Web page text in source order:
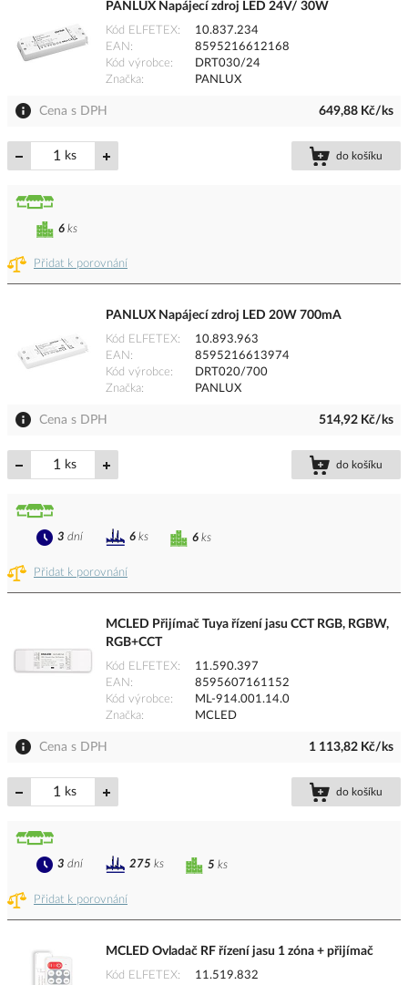
PANLUX Napájecí zdroj LED 24V/ 30W
Kód ELFETEX
10.837.234
EAN
8595216612168
Kód výrobce
DRT030/24
Značka
PANLUX
Cena s DPH 649,88 Kč/ks
ks do košíku
Přidat k porovnání
6 ks
PANLUX Napájecí zdroj LED 20W 700mA
Kód ELFETEX
10.893.963
EAN
8595216613974
Kód výrobce
DRT020/700
Značka
PANLUX
Cena s DPH 514,92 Kč/ks
ks do košíku
Přidat k porovnání
6 ks
3 dní 6 ks
MCLED Přijímač Tuya řízení jasu CCT RGB, RGBW,
RGB+CCT
Kód ELFETEX
11.590.397
EAN
8595607161152
Kód výrobce
ML-914.001.14.0
Značka
MCLED
Cena s DPH 1 113,82 Kč/ks
ks do košíku
Přidat k porovnání
5 ks
3 dní 275 ks
MCLED Ovladač RF řízení jasu 1 zóna + přijímač
Kód ELFETEX
11.519.832